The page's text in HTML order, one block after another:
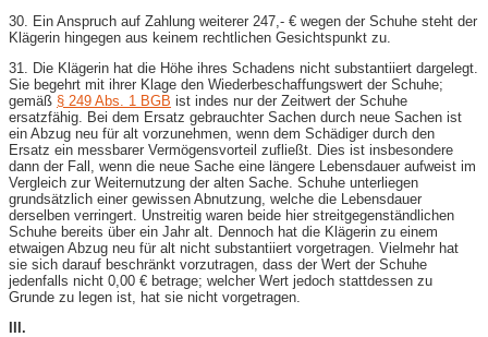
30. Ein Anspruch auf Zahlung weiterer 247,- € wegen der Schuhe steht der
Klägerin hingegen aus keinem rechtlichen Gesichtspunkt zu.
31. Die Klägerin hat die Höhe ihres Schadens nicht substantiiert dargelegt.
Sie begehrt mit ihrer Klage den Wiederbeschaffungswert der Schuhe;
gemäß § 249 Abs. 1 BGB ist indes nur der Zeitwert der Schuhe
ersatzfähig. Bei dem Ersatz gebrauchter Sachen durch neue Sachen ist
ein Abzug neu für alt vorzunehmen, wenn dem Schädiger durch den
Ersatz ein messbarer Vermögensvorteil zufließt. Dies ist insbesondere
dann der Fall, wenn die neue Sache eine längere Lebensdauer aufweist im
Vergleich zur Weiternutzung der alten Sache. Schuhe unterliegen
grundsätzlich einer gewissen Abnutzung, welche die Lebensdauer
derselben verringert. Unstreitig waren beide hier streitgegenständlichen
Schuhe bereits über ein Jahr alt. Dennoch hat die Klägerin zu einem
etwaigen Abzug neu für alt nicht substantiiert vorgetragen. Vielmehr hat
sie sich darauf beschränkt vorzutragen, dass der Wert der Schuhe
jedenfalls nicht 0,00 € betrage; welcher Wert jedoch stattdessen zu
Grunde zu legen ist, hat sie nicht vorgetragen.
III.